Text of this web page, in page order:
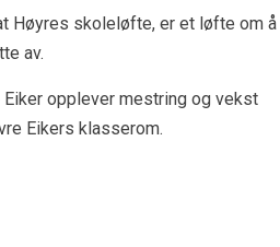
Høyres skoleløfte, er et løfte om å
av.
opplever mestring og vekst
Eikers klasserom.